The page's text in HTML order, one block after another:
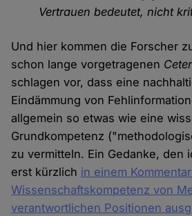
Vertrauen bedeutet, nicht
Und hier kommen die Forscher
schon lange vorgetragenen
schlagen vor, dass eine
Eindämmung von
allgemein so etwas wie eine
Grundkompetenz
zu vermitteln. Ein Gedanke, den
erst kürzlich in einem
Wissenschaftskompetenz von
verantwortlichen Positionen